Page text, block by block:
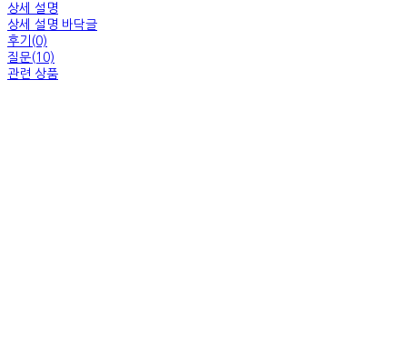
상세 설명
상세 설명 바닥글
후기(0)
질문(10)
관련 상품